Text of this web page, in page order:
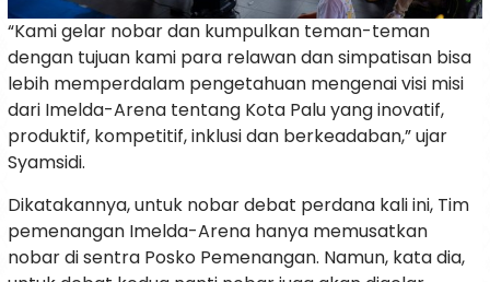
“Kami gelar nobar dan kumpulkan teman-teman
dengan tujuan kami para relawan dan simpatisan bisa
lebih memperdalam pengetahuan mengenai visi misi
dari Imelda-Arena tentang Kota Palu yang inovatif,
produktif, kompetitif, inklusi dan berkeadaban,” ujar
Syamsidi.
Dikatakannya, untuk nobar debat perdana kali ini, Tim
pemenangan Imelda-Arena hanya memusatkan
nobar di sentra Posko Pemenangan. Namun, kata dia,